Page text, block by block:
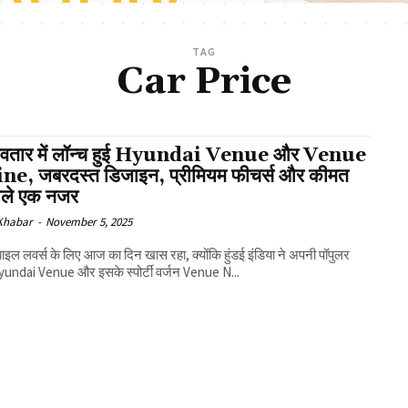
TAG
Car Price
में लॉन्च हुई Hyundai Venue और Venue
जबरदस्त डिजाइन, प्रीमियम फीचर्स और कीमत
एक नजर
- November 5, 2025
लवर्स के लिए आज का दिन खास रहा, क्योंकि हुंडई इंडिया ने अपनी पॉपुलर
Venue और इसके स्पोर्टी वर्जन Venue N...